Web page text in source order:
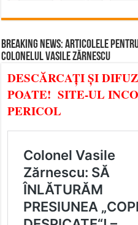
BREAKING NEWS: ARTICOLELE
COLONELUL VASILE ZĂRNESCU
DESCĂRCAȚI ȘI
POATE! SITE-UL
PERICOL